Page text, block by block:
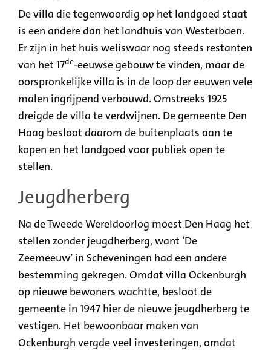
De villa die tegenwoordig op het landgoed staat
is een andere dan het landhuis van Westerbaen.
Er zijn in het huis weliswaar nog steeds restanten
van het 17de-eeuwse gebouw te vinden, maar de
oorspronkelijke villa is in de loop der eeuwen vele
malen ingrijpend verbouwd. Omstreeks 1925
dreigde de villa te verdwijnen. De gemeente Den
Haag besloot daarom de buitenplaats aan te
kopen en het landgoed voor publiek open te
stellen.
Jeugdherberg
Na de Tweede Wereldoorlog moest Den Haag het
stellen zonder jeugdherberg, want ‘De
Zeemeeuw’ in Scheveningen had een andere
bestemming gekregen. Omdat villa Ockenburgh
op nieuwe bewoners wachtte, besloot de
gemeente in 1947 hier de nieuwe jeugdherberg te
vestigen. Het bewoonbaar maken van
Ockenburgh vergde veel investeringen, omdat